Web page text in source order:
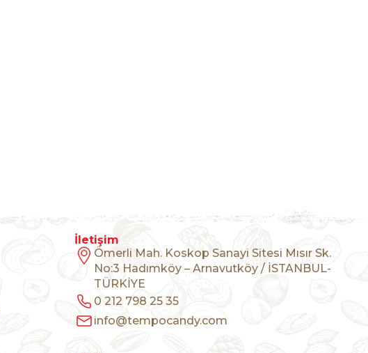
İletişim
Ömerli Mah. Koskop Sanayi Sitesi Mısır Sk.
No:3 Hadımköy – Arnavutköy / İSTANBUL-
TÜRKİYE
0 212 798 25 35
info@tempocandy.com